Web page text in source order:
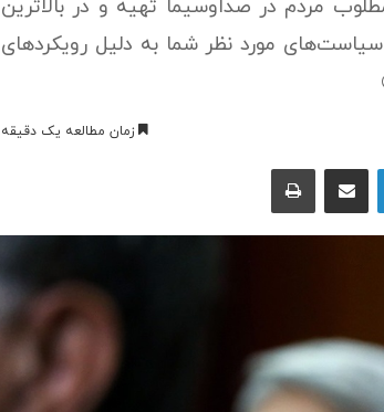
مردم در صداوسیما تهیه و در بالاترین
مورد نظر شما به دلیل رویکرد‌های
زمان مطالعه یک دقیقه
لینکداین